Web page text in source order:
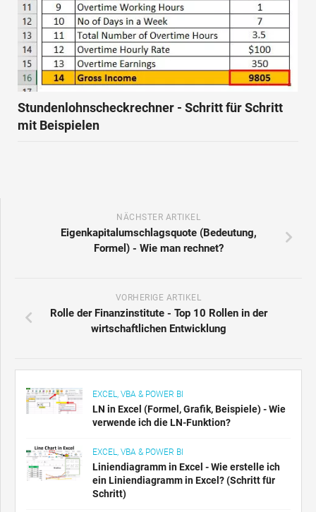
Stundenlohnscheckrechner - Schritt für Schritt
mit Beispielen
NÄCHSTER ARTIKEL
Eigenkapitalumschlagsquote (Bedeutung,
Formel) - Wie man rechnet?
VORHERIGE ARTIKEL
Rolle der Finanzinstitute - Top 10 Rollen in der
wirtschaftlichen Entwicklung
EXCEL, VBA & POWER BI
LN in Excel (Formel, Grafik, Beispiele) - Wie
verwende ich die LN-Funktion?
EXCEL, VBA & POWER BI
Liniendiagramm in Excel - Wie erstelle ich
ein Liniendiagramm in Excel? (Schritt für
Schritt)